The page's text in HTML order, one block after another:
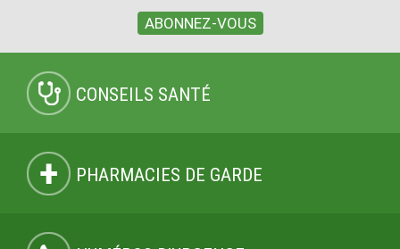
ABONNEZ-VOUS
CONSEILS SANTÉ
PHARMACIES DE GARDE